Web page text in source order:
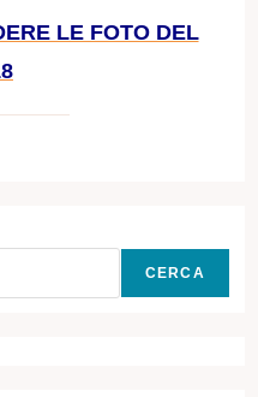
LE FOTO DEL
CERCA